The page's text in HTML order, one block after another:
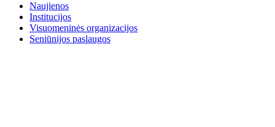
Naujienos
Institucijos
Visuomeninės organizacijos
Seniūnijos paslaugos